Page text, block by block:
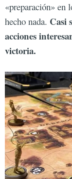
«preparación» en
hecho nada. Casi
acciones
victoria.